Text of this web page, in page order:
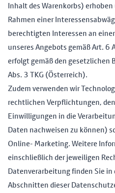
Inhalt des Warenkorbs)
Rahmen einer
berechtigten Interessen an
unseres Angebots gemäß Art. 6
erfolgt gemäß den gesetzlichen
Abs. 3 TKG (Österreich).
Zudem verwenden wir
rechtlichen Verpflichtungen,
Einwilligungen in die
Daten nachweisen zu können)
Online- Marketing. Weitere
einschließlich der jeweiligen
Datenverarbeitung finden Sie in
Abschnitten dieser